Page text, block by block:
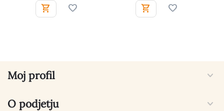
Moj profil
O podjetju